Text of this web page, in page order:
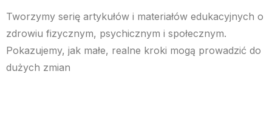
Tworzymy serię artykułów i materiałów edukacyjnych o
zdrowiu fizycznym, psychicznym i społecznym.
Pokazujemy, jak małe, realne kroki mogą prowadzić do
dużych zmian